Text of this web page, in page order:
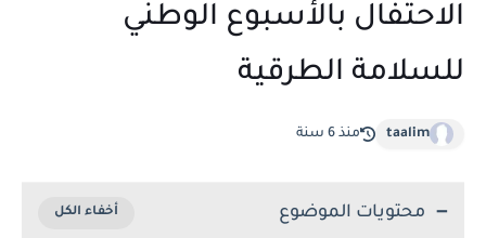
الاحتفال بالأسبوع الوطني
للسلامة الطرقية
taalim منذ 6 سنة
محتويات الموضوع